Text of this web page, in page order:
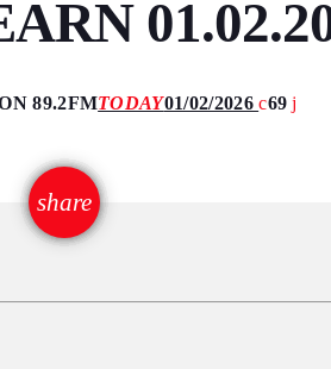
89.2FMTODAY01/02/2026 69
share
email